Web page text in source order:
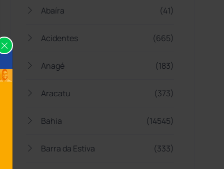
Abaíra (41)
Acidentes (665)
Anagé (183)
Aracatu (373)
Bahia (14545)
Barra da Estiva (333)